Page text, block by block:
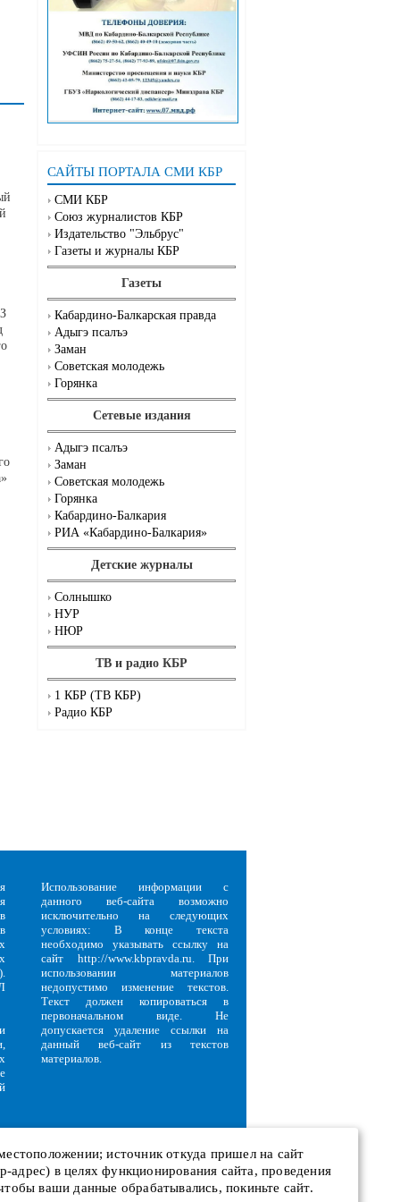
САЙТЫ ПОРТАЛА СМИ КБР
СМИ КБР
Союз журналистов КБР
Издательство "Эльбрус"
Газеты и журналы КБР
Газеты
Кабардино-Балкарская правда
Адыгэ псалъэ
Заман
Советская молодежь
Горянка
Сетевые издания
Адыгэ псалъэ
Заман
Советская молодежь
Горянка
Кабардино-Балкария
РИА «Кабардино-Балкария»
Детские журналы
Солнышко
НУР
НЮР
ТВ и радио КБР
1 КБР (ТВ КБР)
Радио КБР
Использование информации с
данного веб-сайта возможно
исключительно на следующих
условиях: В конце текста
необходимо указывать ссылку на
сайт http://www.kbpravda.ru. При
использовании материалов
недопустимо изменение текстов.
Текст должен копироваться в
первоначальном виде. Не
допускается удаление ссылки на
данный веб-сайт из текстов
материалов.
источник откуда пришел на сайт
адрес) в целях функционирования сайта, проведения
ваши данные обрабатывались, покиньте сайт.